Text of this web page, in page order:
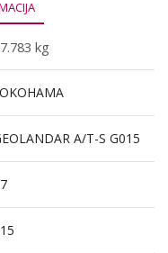
kg
A/T-S G015